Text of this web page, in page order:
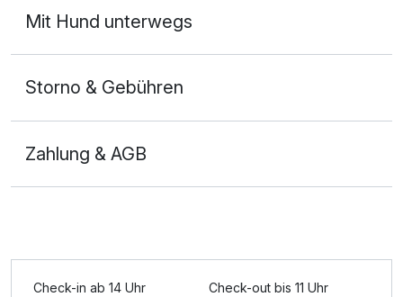
Mit Hund unterwegs
Storno & Gebühren
Zahlung & AGB
Check-in ab 14 Uhr Check-out bis 11 Uhr